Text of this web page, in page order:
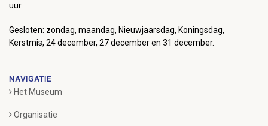
uur.
Gesloten: zondag, maandag, Nieuwjaarsdag, Koningsdag,
Kerstmis, 24 december, 27 december en 31 december.
NAVIGATIE
Het Museum
Organisatie